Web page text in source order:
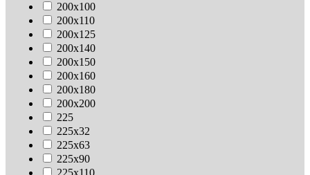
200х100
200х110
200х125
200х140
200х150
200х160
200х180
200х200
225
225х32
225х63
225х90